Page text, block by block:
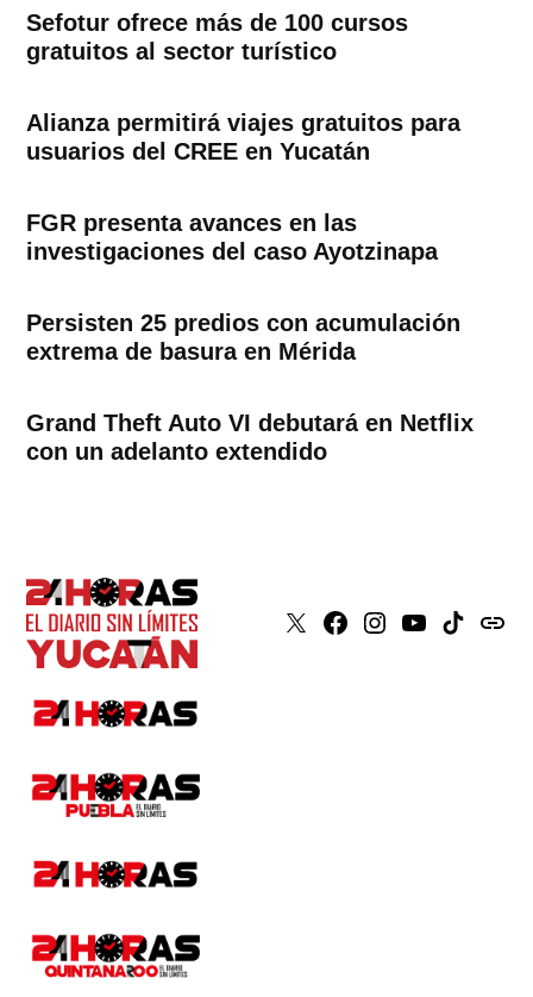
Sefotur ofrece más de 100 cursos
gratuitos al sector turístico
Alianza permitirá viajes gratuitos para
usuarios del CREE en Yucatán
FGR presenta avances en las
investigaciones del caso Ayotzinapa
Persisten 25 predios con acumulación
extrema de basura en Mérida
Grand Theft Auto VI debutará en Netflix
con un adelanto extendido
X Faceboook
Instagram
YoutubeTiktokissuu